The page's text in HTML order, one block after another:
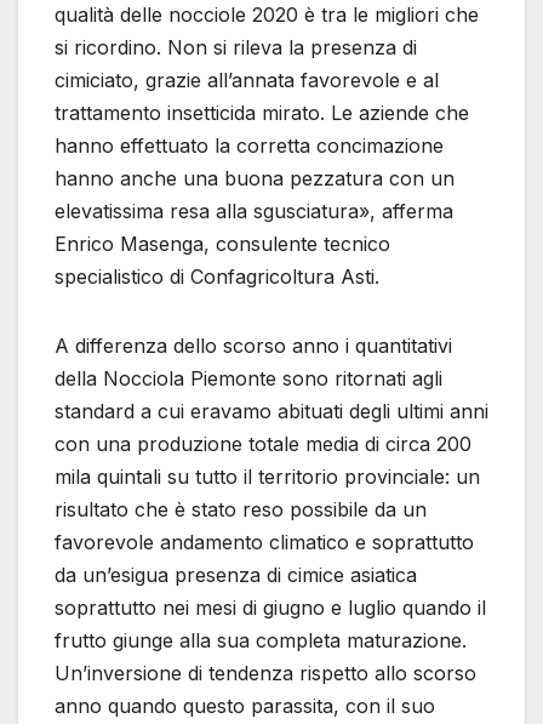
qualità delle nocciole 2020 è tra le migliori che
si ricordino. Non si rileva la presenza di
cimiciato, grazie all’annata favorevole e al
trattamento insetticida mirato. Le aziende che
hanno effettuato la corretta concimazione
hanno anche una buona pezzatura con un
elevatissima resa alla sgusciatura», afferma
Enrico Masenga, consulente tecnico
specialistico di Confagricoltura Asti.
A differenza dello scorso anno i quantitativi
della Nocciola Piemonte sono ritornati agli
standard a cui eravamo abituati degli ultimi anni
con una produzione totale media di circa 200
mila quintali su tutto il territorio provinciale: un
risultato che è stato reso possibile da un
favorevole andamento climatico e soprattutto
da un’esigua presenza di cimice asiatica
soprattutto nei mesi di giugno e luglio quando il
frutto giunge alla sua completa maturazione.
Un’inversione di tendenza rispetto allo scorso
anno quando questo parassita, con il suo